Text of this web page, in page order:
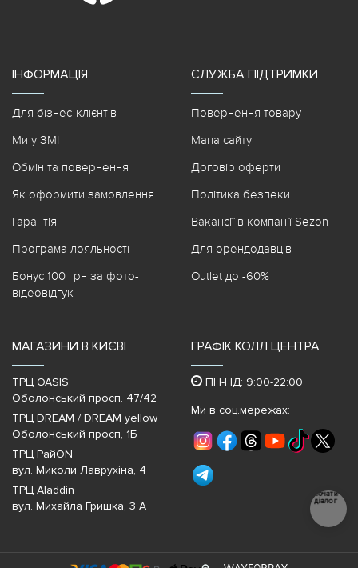
ІНФОРМАЦІЯ
Для бізнес-клієнтів
Ми у ЗМІ
Обмін та повернення
Як оформити замовлення
Гарантія
Програма лояльності
Бонус 100 грн за фото-
відеовідгук
СЛУЖБА ПІДТРИМКИ
Повернення товару
Мапа сайту
Договір оферти
Політика безпеки
Вакансії в компанії Sezon
Для орендодавців
Outlet до -60%
МАГАЗИНИ В КИЄВІ
ТРЦ OASIS
Оболонський просп. 47/42
ТРЦ DREAM / DREAM yellow
Оболонський просп, 1Б
ТРЦ РайON
вул. Миколи Лаврухіна, 4
ТРЦ Aladdin
вул. Михайла Гришка, 3 А
ГРАФІК КОЛЛ ЦЕНТРА
ПН-НД: 9:00-22:00
Ми в соц.мережах:
Почати
діалог